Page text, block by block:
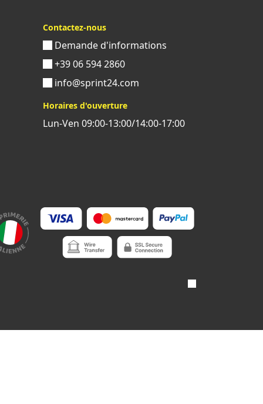
Contactez-nous
Demande d'informations
+39 06 594 2860
info@sprint24.com
Horaires d'ouverture
Lun-Ven 09:00-13:00/14:00-17:00